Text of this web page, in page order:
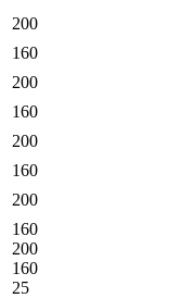
200
160
200
160
200
160
200
160
200
160
25